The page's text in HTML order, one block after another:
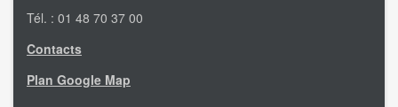
Tél. : 01 48 70 37 00
Contacts
Plan Google Map